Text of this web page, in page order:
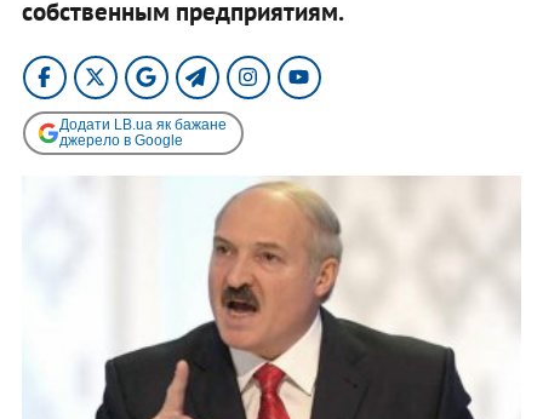
собственным предприятиям.
Додати LB.ua як бажане
джерело в Google